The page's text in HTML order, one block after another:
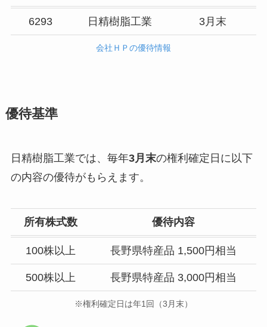
6293 日精樹脂工業 3月末
会社ＨＰの優待情報
優待基準
日精樹脂工業では、毎年3月末の権利確定日に以下
の内容の優待がもらえます。
所有株式数 優待内容
100株以上 長野県特産品 1,500円相当
500株以上 長野県特産品 3,000円相当
※権利確定日は年1回（3月末）